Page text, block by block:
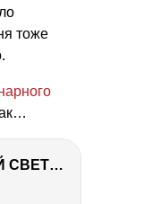
тоже
МОЩНЫЙ ЦВЕТНОЙ СВЕТ – NANLITE FC-500C